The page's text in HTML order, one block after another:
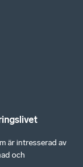
är intresserad av
och